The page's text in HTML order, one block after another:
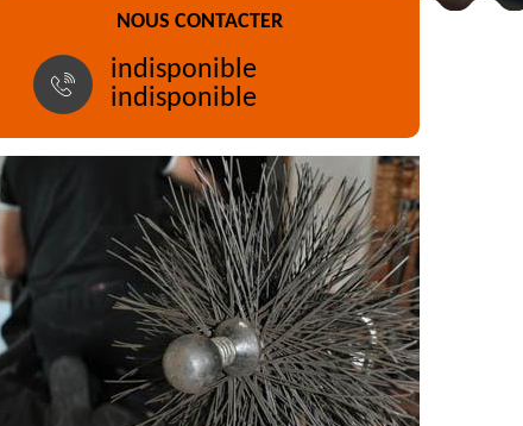
NOUS CONTACTER
indisponible
indisponible